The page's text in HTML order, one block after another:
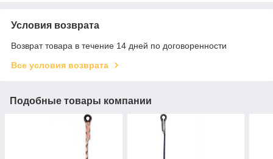
Условия возврата
Возврат товара в течение 14 дней по договоренности
Все условия возврата
Подобные товары компании